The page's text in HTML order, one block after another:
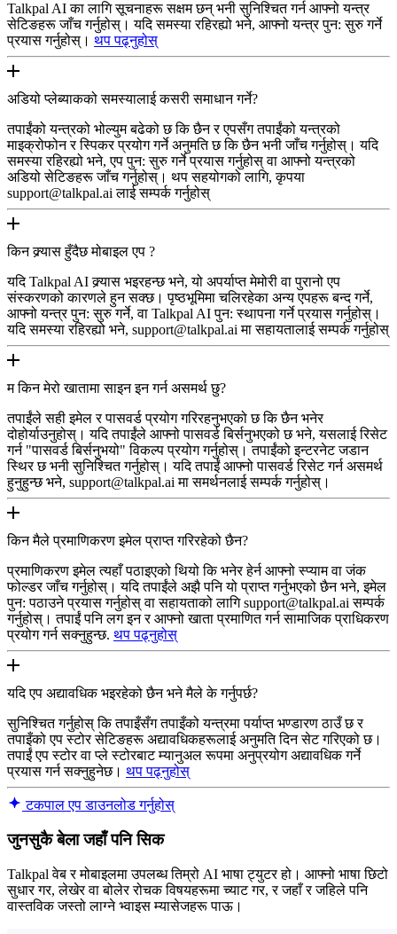
Talkpal AI का लागि सूचनाहरू सक्षम छन् भनी सुनिश्चित गर्न आफ्नो यन्त्र
सेटिङहरू जाँच गर्नुहोस्। यदि समस्या रहिरह्यो भने, आफ्नो यन्त्र पुन: सुरु गर्ने
प्रयास गर्नुहोस्। थप पढ्नुहोस्
अडियो प्लेब्याकको समस्यालाई कसरी समाधान गर्ने?
तपाईंको यन्त्रको भोल्युम बढेको छ कि छैन र एपसँग तपाईंको यन्त्रको
माइक्रोफोन र स्पिकर प्रयोग गर्ने अनुमति छ कि छैन भनी जाँच गर्नुहोस्। यदि
समस्या रहिरह्यो भने, एप पुन: सुरु गर्ने प्रयास गर्नुहोस् वा आफ्नो यन्त्रको
अडियो सेटिङहरू जाँच गर्नुहोस्। थप सहयोगको लागि, कृपया
support@talkpal.ai लाई सम्पर्क गर्नुहोस्
किन क्र्यास हुँदैछ मोबाइल एप ?
यदि Talkpal AI क्र्यास भइरहन्छ भने, यो अपर्याप्त मेमोरी वा पुरानो एप
संस्करणको कारणले हुन सक्छ। पृष्ठभूमिमा चलिरहेका अन्य एपहरू बन्द गर्ने,
आफ्नो यन्त्र पुन: सुरु गर्ने, वा Talkpal AI पुन: स्थापना गर्ने प्रयास गर्नुहोस्।
यदि समस्या रहिरह्यो भने, support@talkpal.ai मा सहायतालाई सम्पर्क गर्नुहोस्
म किन मेरो खातामा साइन इन गर्न असमर्थ छु?
तपाईंले सही इमेल र पासवर्ड प्रयोग गरिरहनुभएको छ कि छैन भनेर
दोहोर्याउनुहोस्। यदि तपाईंले आफ्नो पासवर्ड बिर्सनुभएको छ भने, यसलाई रिसेट
गर्न "पासवर्ड बिर्सनुभयो" विकल्प प्रयोग गर्नुहोस्। तपाईंको इन्टरनेट जडान
स्थिर छ भनी सुनिश्चित गर्नुहोस्। यदि तपाईं आफ्नो पासवर्ड रिसेट गर्न असमर्थ
हुनुहुन्छ भने, support@talkpal.ai मा समर्थनलाई सम्पर्क गर्नुहोस्।
किन मैले प्रमाणिकरण इमेल प्राप्त गरिरहेको छैन?
प्रमाणिकरण इमेल त्यहाँ पठाइएको थियो कि भनेर हेर्न आफ्नो स्प्याम वा जंक
फोल्डर जाँच गर्नुहोस्। यदि तपाईंले अझै पनि यो प्राप्त गर्नुभएको छैन भने, इमेल
पुन: पठाउने प्रयास गर्नुहोस् वा सहायताको लागि support@talkpal.ai सम्पर्क
गर्नुहोस्। तपाईं पनि लग इन र आफ्नो खाता प्रमाणित गर्न सामाजिक प्राधिकरण
प्रयोग गर्न सक्नुहुन्छ. थप पढ्नुहोस्
यदि एप अद्यावधिक भइरहेको छैन भने मैले के गर्नुपर्छ?
सुनिश्चित गर्नुहोस् कि तपाइँसँग तपाइँको यन्त्रमा पर्याप्त भण्डारण ठाउँ छ र
तपाइँको एप स्टोर सेटिङहरू अद्यावधिकहरूलाई अनुमति दिन सेट गरिएको छ।
तपाईं एप स्टोर वा प्ले स्टोरबाट म्यानुअल रूपमा अनुप्रयोग अद्यावधिक गर्ने
प्रयास गर्न सक्नुहुनेछ। थप पढ्नुहोस्
टकपाल एप डाउनलोड गर्नुहोस्
जुनसुकै बेला जहाँ पनि सिक
Talkpal वेब र मोबाइलमा उपलब्ध तिम्रो AI भाषा ट्युटर हो। आफ्नो भाषा छिटो
सुधार गर, लेखेर वा बोलेर रोचक विषयहरूमा च्याट गर, र जहाँ र जहिले पनि
वास्तविक जस्तो लाग्ने भ्वाइस म्यासेजहरू पाऊ।